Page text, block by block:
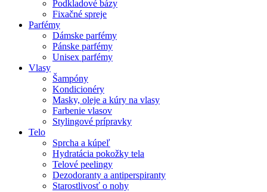
Podkladové bázy
Fixačné spreje
Parfémy
Dámske parfémy
Pánske parfémy
Unisex parfémy
Vlasy
Šampóny
Kondicionéry
Masky, oleje a kúry na vlasy
Farbenie vlasov
Stylingové prípravky
Telo
Sprcha a kúpeľ
Hydratácia pokožky tela
Telové peelingy
Dezodoranty a antiperspiranty
Starostlivosť o nohy